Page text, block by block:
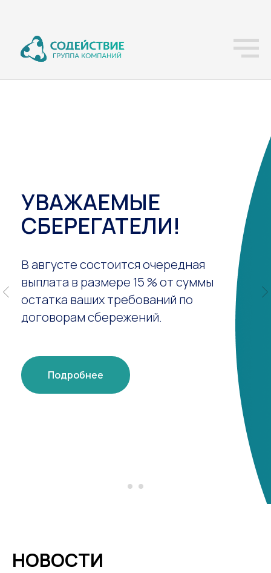
УВАЖАЕМЫЕ
СБЕРЕГАТЕЛИ!
В августе состоится очередная
выплата в размере 15 % от суммы
остатка ваших требований по
договорам сбережений.
Подробнее
НОВОСТИ